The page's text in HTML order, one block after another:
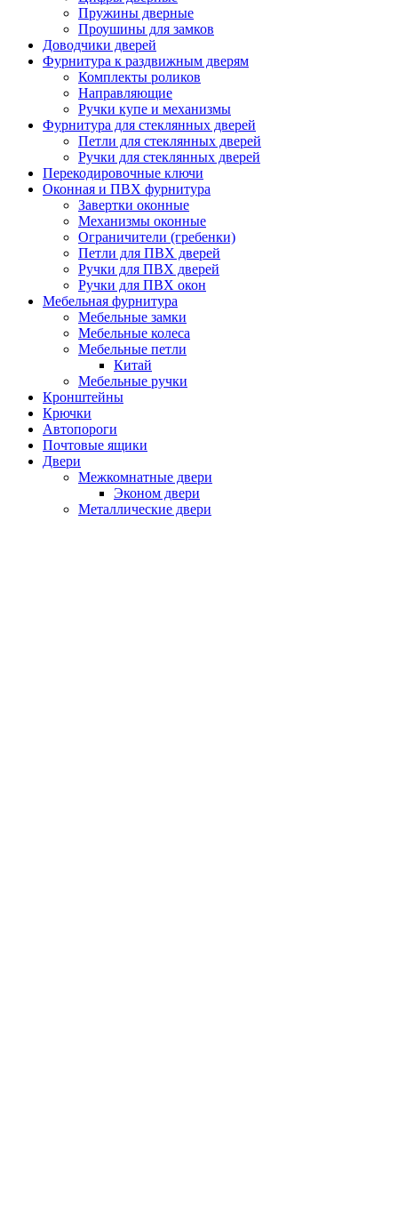
Пружины дверные
Проушины для замков
Доводчики дверей
Фурнитура к раздвижным дверям
Комплекты роликов
Направляющие
Ручки купе и механизмы
Фурнитура для стеклянных дверей
Петли для стеклянных дверей
Ручки для стеклянных дверей
Перекодировочные ключи
Оконная и ПВХ фурнитура
Завертки оконные
Механизмы оконные
Ограничители (гребенки)
Петли для ПВХ дверей
Ручки для ПВХ дверей
Ручки для ПВХ окон
Мебельная фурнитура
Мебельные замки
Мебельные колеса
Мебельные петли
Китай
Мебельные ручки
Кронштейны
Крючки
Автопороги
Почтовые ящики
Двери
Межкомнатные двери
Эконом двери
Металлические двери